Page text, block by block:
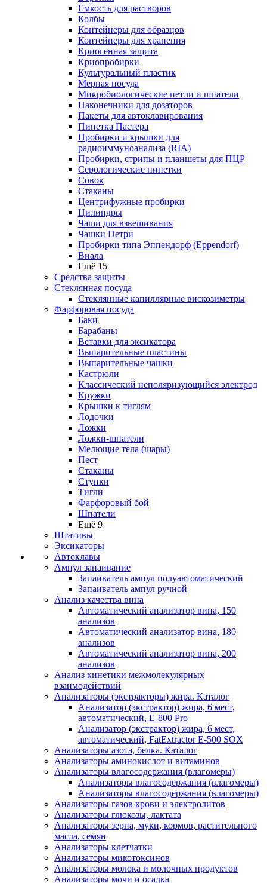
Ёмкость для растворов
Колбы
Контейнеры для образцов
Контейнеры для хранения
Криогенная защита
Криопробирки
Культуральный пластик
Мерная посуда
Микробиологические петли и шпатели
Наконечники для дозаторов
Пакеты для автоклавирования
Пипетка Пастера
Пробирки и крышки для
радиоиммуноанализа (RIA)
Пробирки, стрипы и планшеты для ПЦР
Серологические пипетки
Совок
Стаканы
Центрифужные пробирки
Цилиндры
Чаши для взвешивания
Чашки Петри
Пробирки типа Эппендорф (Eppendorf)
Виала
Ещё 15
Средства защиты
Стеклянная посуда
Стеклянные капиллярные вискозиметры
Фарфоровая посуда
Баки
Барабаны
Вставки для эксикатора
Выпарительные пластины
Выпарительные чашки
Кастрюли
Классический неполяризующийся электрод
Кружки
Крышки к тиглям
Лодочки
Ложки
Ложки-шпатели
Мелющие тела (шары)
Пест
Стаканы
Ступки
Тигли
Фарфоровый бой
Шпатели
Ещё 9
Штативы
Эксикаторы
Автоклавы
Ампул запаивание
Запаиватель ампул полуавтоматический
Запаиватель ампул ручной
Анализ качества вина
Автоматический анализатор вина, 150
анализов
Автоматический анализатор вина, 180
анализов
Автоматический анализатор вина, 200
анализов
Анализ кинетики межмолекулярных
взаимодействий
Анализаторы (экстракторы) жира. Каталог
Анализатор (экстрактор) жира, 6 мест,
автоматический, E-800 Pro
Анализатор (экстрактор) жира, 6 мест,
автоматический, FatExtractor E-500 SOX
Анализаторы азота, белка. Каталог
Анализаторы аминокислот и витаминов
Анализаторы влагосодержания (влагомеры)
Анализаторы влагосодержания (влагомеры)
Анализаторы влагосодержания (влагомеры)
Анализаторы газов крови и электролитов
Анализаторы глюкозы, лактата
Анализаторы зерна, муки, кормов, растительного
масла, семян
Анализаторы клетчатки
Анализаторы микотоксинов
Анализаторы молока и молочных продуктов
Анализаторы мочи и осадка